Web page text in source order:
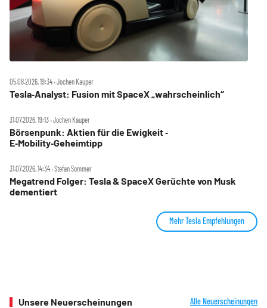
05.08.2026, 19:34 ‧ Jochen Kauper
Tesla‑Analyst: Fusion mit SpaceX „wahrscheinlich“
31.07.2026, 19:13 ‧ Jochen Kauper
Börsenpunk: Aktien für die Ewigkeit ‑
E‑Mobility‑Geheimtipp
31.07.2026, 14:34 ‧ Stefan Sommer
Megatrend Folger: Tesla & SpaceX Gerüchte von Musk
dementiert
Mehr Tesla Empfehlungen
Unsere Neuerscheinungen Alle Neuerscheinungen